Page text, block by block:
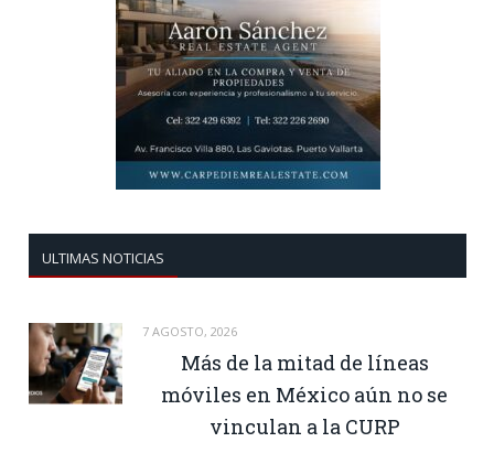
ULTIMAS NOTICIAS
7 AGOSTO, 2026
Más de la mitad de líneas
móviles en México aún no se
vinculan a la CURP